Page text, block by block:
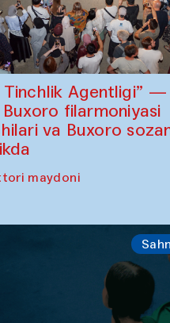
Tinchlik Agentligi” —
Buxoro filarmoniyasi
va Buxoro
maydoni